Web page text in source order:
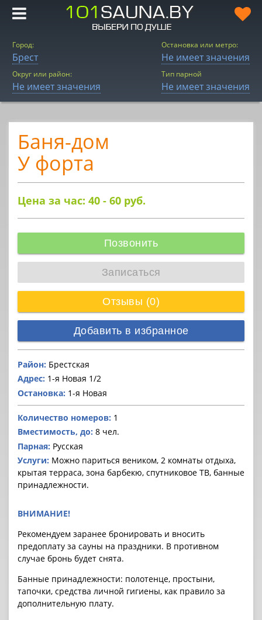
Город:
Брест
Округ или район:
Не имеет значения
Остановка или метро:
Не имеет значения
Тип парной
Не имеет значения
Баня-дом
У форта
Цена за час: 40 - 60 руб.
Позвонить
Записаться
Отзывы (0)
Добавить в избранное
Район: Брестская
Адрес: 1-я Новая 1/2
Остановка: 1-я Новая
Количество номеров: 1
Вместимость, до: 8 чел.
Парная: Русская
Услуги: Можно париться веником, 2 комнаты отдыха,
крытая терраса, зона барбекю, спутниковое ТВ, банные
принадлежности.
ВНИМАНИЕ!
Рекомендуем заранее бронировать и вносить
предоплату за cауны на праздники. В противном
случае бронь будет снята.
Банные принадлежности: полотенце, простыни,
тапочки, средства личной гигиены, как правило за
дополнительную плату.